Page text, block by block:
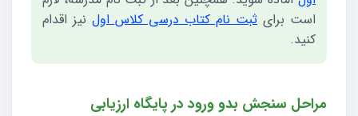
است برای ثبت نام کتاب درسی کلاس اول نیز اقدام
کنید.
مراحل سنجش بدو ورود در پایگاه ارزیابی